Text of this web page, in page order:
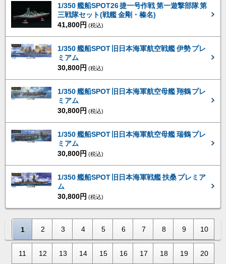
1/350 艦船SPOT26 捷一号作戦 第一遊撃部隊 第
三戦隊セット(戦艦 金剛・榛名)
41,800円 (税込)
1/350 艦船SPOT 旧日本海軍航空戦艦 伊勢 プレ
ミアム
30,800円 (税込)
1/350 艦船SPOT 旧日本海軍航空母艦 翔鶴 プレ
ミアム
30,800円 (税込)
1/350 艦船SPOT 旧日本海軍航空母艦 瑞鶴 プレ
ミアム
30,800円 (税込)
1/350 艦船SPOT 旧日本海軍戦艦 扶桑 プレミア
ム
30,800円 (税込)
1 2 3 4 5 6 7 8 9 10
11 12 13 14 15 16 17 18 19 20